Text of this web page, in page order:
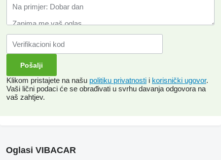
Klikom pristajete na našu politiku privatnosti i korisnički ugovor.
Vaši lični podaci će se obrađivati ​​u svrhu davanja odgovora na
vaš zahtjev.
Oglasi VIBACAR